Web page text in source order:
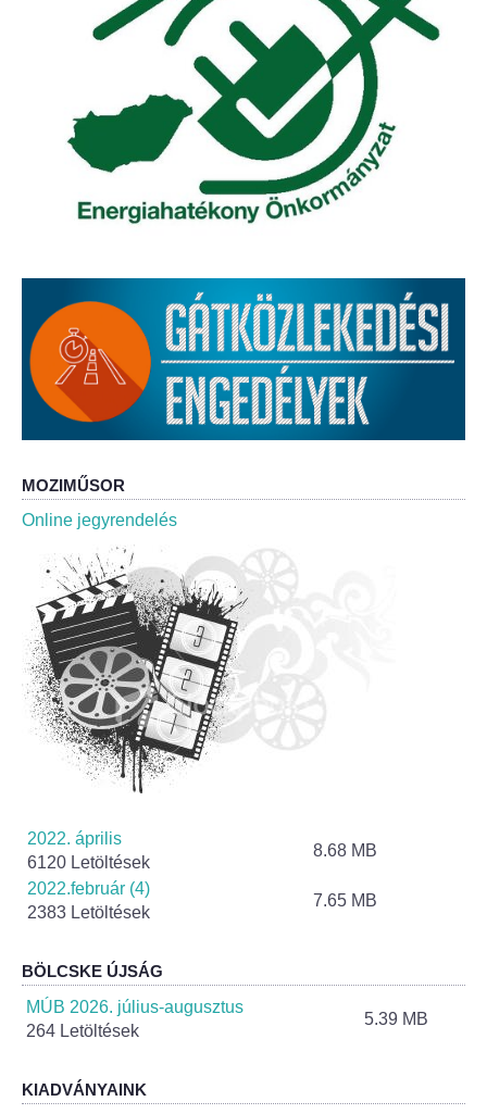
ÖNKORMÁNYZAT
Képviselő-testület
Képviselő-testületi ülések
Bizottságok
Bizottsági ülések
A helyi választási bizottság
A helyi választási bizottság határozatai
Roma Nemzetiségi Önkormányzat
Roma Nemzetiségi Önkormányzat ülések
Rendeletek
Polgármesteri normatív határozatok
Önkormányzati támogatások
Szabályzatok
Pályázatok
Szerződések
Helyi Esélyegyenlőség Program
Alapítványok
Helyi Építési Szabályzat
MOZIMŰSOR
Online jegyrendelés
2022. április
6120 Letöltések
8.68 MB
2022.február (4)
2383 Letöltések
7.65 MB
BÖLCSKE ÚJSÁG
MÚB 2026. július-augusztus
264 Letöltések
5.39 MB
KIADVÁNYAINK